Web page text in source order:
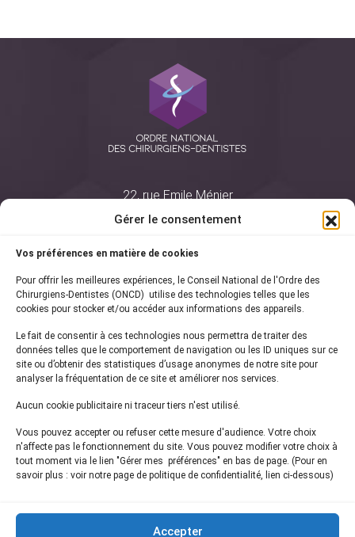
Gérer le consentement
Vos préférences en matière de cookies
Pour offrir les meilleures expériences, le Conseil National de l'Ordre des
Chirurgiens-Dentistes (ONCD) utilise des technologies telles que les
cookies pour stocker et/ou accéder aux informations des appareils.
Le fait de consentir à ces technologies nous permettra de traiter des
données telles que le comportement de navigation ou les ID uniques sur ce
site ou d’obtenir des statistiques d’usage anonymes de notre site pour
analyser la fréquentation de ce site et améliorer nos services.
Aucun cookie publicitaire ni traceur tiers n'est utilisé.
Vous pouvez accepter ou refuser cette mesure d'audience. Votre choix
n'affecte pas le fonctionnement du site. Vous pouvez modifier votre choix à
tout moment via le lien "Gérer mes préférences" en bas de page. (Pour en
savoir plus : voir notre page de politique de confidentialité, lien ci-dessous)
Accepter
22, rue Emile Ménier
75761 Paris Cedex 16
01 44 34 78 80
courrier@oncd.org
Actualités
Presse
Informations légales
Plan du site
Inscrivez-vous à notrenewsletter